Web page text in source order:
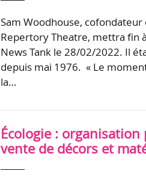
Sam Woodhouse,
Repertory Theatre, mettra fin
News Tank le 28/02/2022. Il
depuis mai 1976. « Le
la…
Écologie : organisation
vente de décors et